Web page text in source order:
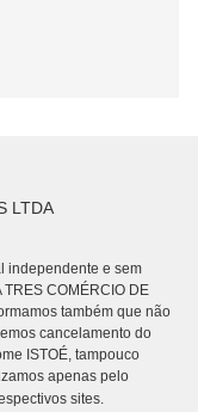
LTDA
independente e sem
COMÉRCIO DE
também que não
cancelamento do
ISTOÉ, tampouco
apenas pelo
sites.